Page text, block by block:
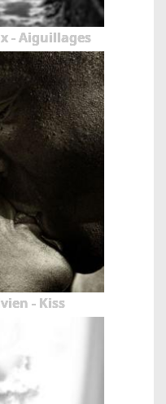
- Aiguillages
- Kiss